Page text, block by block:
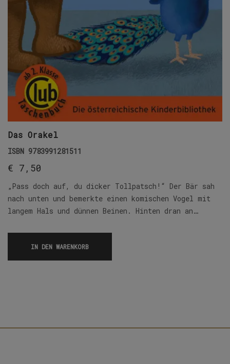
Das Orakel
ISBN 9783991281511
€ 7,50
„Pass doch auf, du dicker Tollpatsch!“ Der Bär sah
nach unten und bemerkte einen komischen Vogel mit
langem Hals und dünnen Beinen. Hinten dran an…
IN DEN WARENKORB